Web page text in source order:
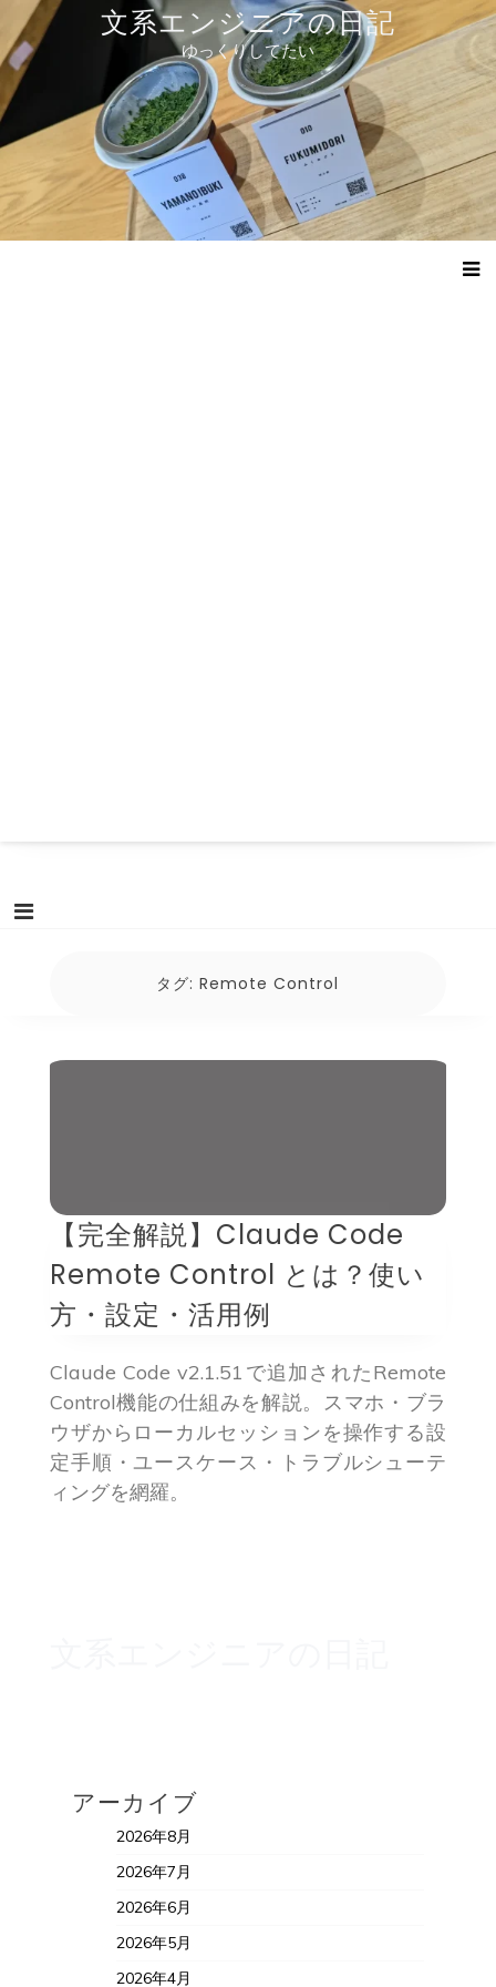
テ
ツ
へ
ス
ッ
プ
文系エンジニアの日記
ゆっくりしてたい
タグ:Remote Control
【完全解説】Claude Code
Remote Control とは？使い
方・設定・活用例
Claude Code v2.1.51で追加されたRemote
Control機能の仕組みを解説。スマホ・ブラ
ウザからローカルセッションを操作する設
定手順・ユースケース・トラブルシューテ
ィングを網羅。
アーカイブ
2026年8月
2026年7月
2026年6月
2026年5月
2026年4月